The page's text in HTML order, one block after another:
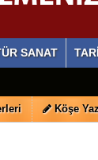
SANAT
Köşe